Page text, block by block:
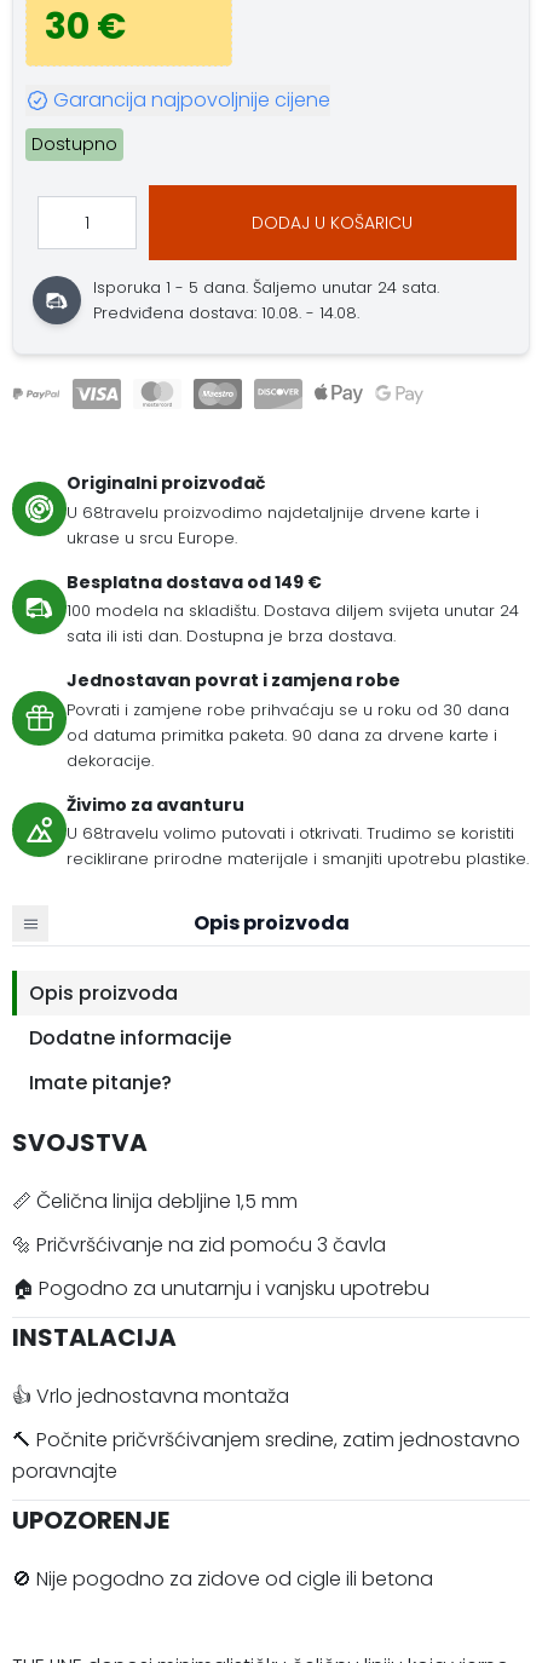
30 €
Garancija najpovoljnije cijene
Dostupno
DODAJ U KOŠARICU
Isporuka 1 - 5 dana.Šaljemo unutar 24 sata.
Predviđena dostava: 10.08. - 14.08.
Originalni proizvođač
U 68travelu proizvodimo najdetaljnije drvene karte i
ukrase u srcu Europe.
Besplatna dostava od 149 €
100 modela na skladištu. Dostava diljem svijeta unutar 24
sata ili isti dan. Dostupna je brza dostava.
Jednostavan povrat i zamjena robe
Povrati i zamjene robe prihvaćaju se u roku od 30 dana
od datuma primitka paketa. 90 dana za drvene karte i
dekoracije.
Živimo za avanturu
U 68travelu volimo putovati i otkrivati. Trudimo se koristiti
reciklirane prirodne materijale i smanjiti upotrebu plastike.
Opis proizvoda
Opis proizvoda
Dodatne informacije
Imate pitanje?
SVOJSTVA
📏 Čelična linija debljine 1,5 mm
🔩 Pričvršćivanje na zid pomoću 3 čavla
🏠 Pogodno za unutarnju i vanjsku upotrebu
INSTALACIJA
👍 Vrlo jednostavna montaža
🔨 Počnite pričvršćivanjem sredine, zatim jednostavno
poravnajte
UPOZORENJE
🚫 Nije pogodno za zidove od cigle ili betona